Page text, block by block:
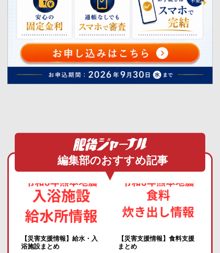
編集部のおすすめ記事
【災害支援情報】給水・入
浴施設まとめ
【災害支援情報】食料支援
まとめ